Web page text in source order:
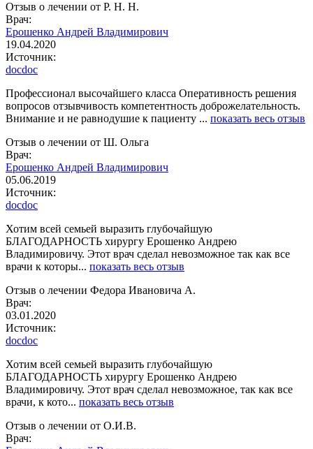
Отзыв о лечении от Р. Н. Н.
Врач:
Ерошенко Андрей Владимирович
19.04.2020
Источник:
docdoc
Профессионал высочайшего класса Оперативность решения
вопросов отзывчивость компетентность доброжелательность.
Внимание и не равнодушие к пациенту ... показать весь отзыв
Отзыв о лечении от Ш. Ольга
Врач:
Ерошенко Андрей Владимирович
05.06.2019
Источник:
docdoc
Хотим всей семьей выразить глубочайшую
БЛАГОДАРНОСТЬ хирургу Ерошенко Андрею
Владимировичу. Этот врач сделал невозможное так как все
врачи к которы... показать весь отзыв
Отзыв о лечении Федора Ивановича А.
Врач:
03.01.2020
Источник:
docdoc
Хотим всей семьей выразить глубочайшую
БЛАГОДАРНОСТЬ хирургу Ерошенко Андрею
Владимировичу. Этот врач сделал невозможное, так как все
врачи, к кото... показать весь отзыв
Отзыв о лечении от О.И.В.
Врач: